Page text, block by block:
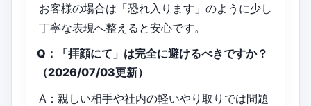
お客様の場合は「恐れ入ります」のように少し
丁寧な表現へ整えると安心です。
Q：「拝顔にて」は完全に避けるべきですか？
（2026/07/03更新）
A：親しい相手や社内の軽いやり取りでは問題